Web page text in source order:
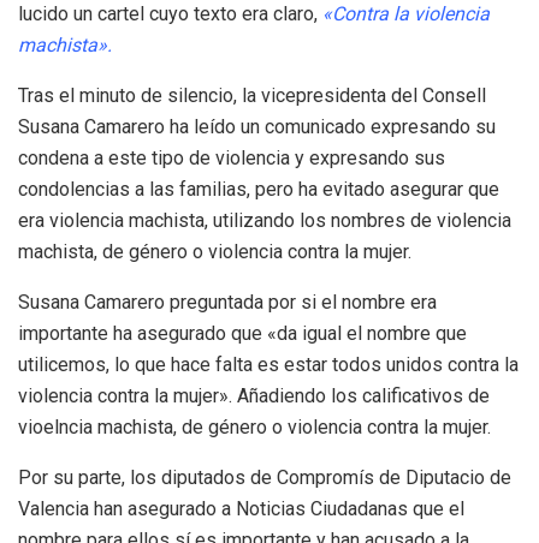
lucido un cartel cuyo texto era claro, «Contra la violencia
machista».
Tras el minuto de silencio, la vicepresidenta del Consell
Susana Camarero ha leído un comunicado expresando su
condena a este tipo de violencia y expresando sus
condolencias a las familias, pero ha evitado asegurar que
era violencia machista, utilizando los nombres de violencia
machista, de género o violencia contra la mujer.
Susana Camarero preguntada por si el nombre era
importante ha asegurado que «da igual el nombre que
utilicemos, lo que hace falta es estar todos unidos contra la
violencia contra la mujer». Añadiendo los calificativos de
vioelncia machista, de género o violencia contra la mujer.
Por su parte, los diputados de Compromís de Diputacio de
Valencia han asegurado a Noticias Ciudadanas que el